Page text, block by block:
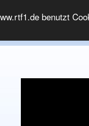
benutzt